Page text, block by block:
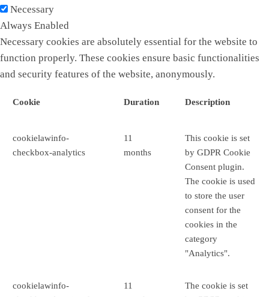
Necessary
Always Enabled
Necessary cookies are absolutely essential for the website to
function properly. These cookies ensure basic functionalities
and security features of the website, anonymously.
Cookie Duration Description
cookielawinfo-
checkbox-analytics
11
months
This cookie is set
by GDPR Cookie
Consent plugin.
The cookie is used
to store the user
consent for the
cookies in the
category
"Analytics".
cookielawinfo-
11
The cookie is set